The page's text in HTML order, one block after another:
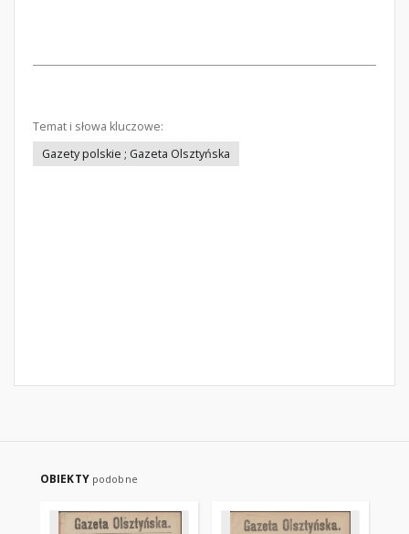
Temat i słowa kluczowe:
Gazety polskie ; Gazeta Olsztyńska
OBIEKTY podobne